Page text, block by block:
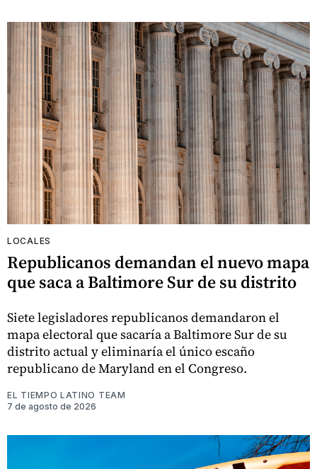
LOCALES
Republicanos demandan el nuevo mapa
que saca a Baltimore Sur de su distrito
Siete legisladores republicanos demandaron el
mapa electoral que sacaría a Baltimore Sur de su
distrito actual y eliminaría el único escaño
republicano de Maryland en el Congreso.
EL TIEMPO LATINO TEAM
7 de agosto de 2026